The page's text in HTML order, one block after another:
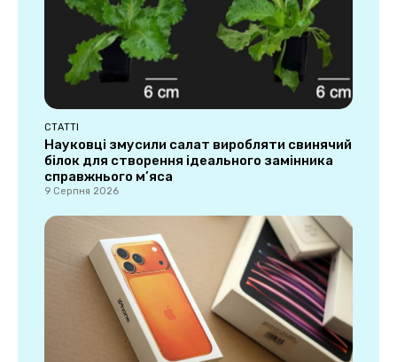
СТАТТІ
Науковці змусили салат виробляти свинячий
білок для створення ідеального замінника
справжнього м’яса
9 Серпня 2026